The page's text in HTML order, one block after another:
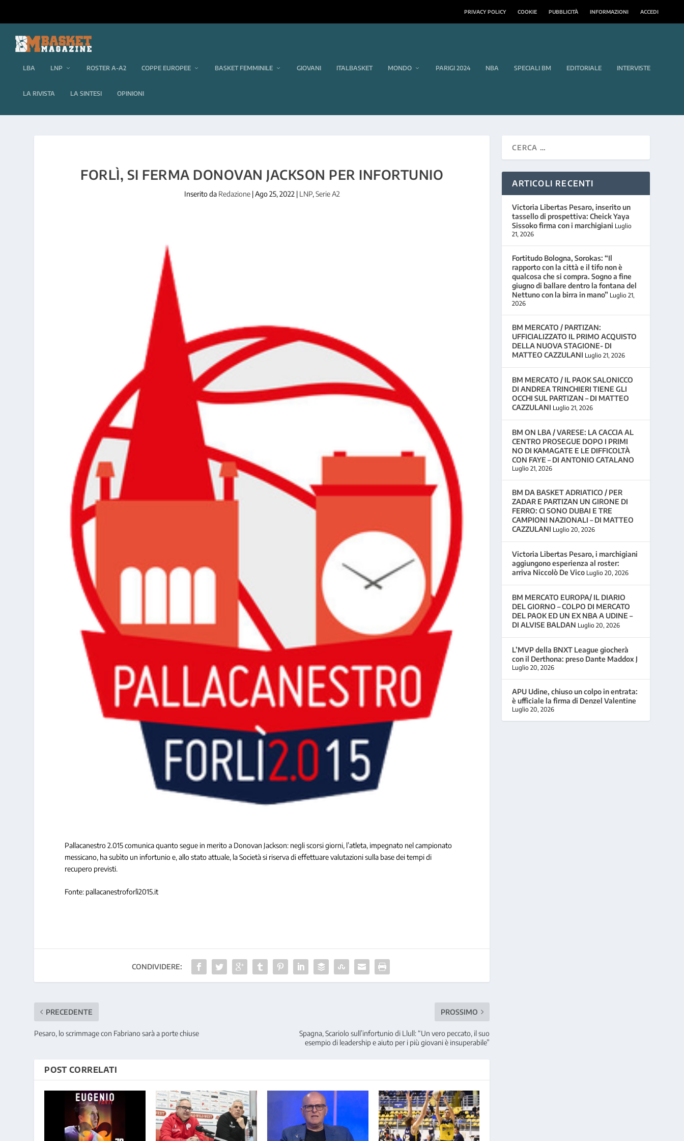
PRIVACY POLICY COOKIE PUBBLICITÀ INFORMAZIONI ACCEDI
LBA LNP ROSTER A-A2 COPPE EUROPEE BASKET FEMMINILE GIOVANI ITALBASKET MONDO PARIGI 2024 NBA SPECIALI BM EDITORIALE INTERVISTE
LA RIVISTA LA SINTESI OPINIONI
FORLÌ, SI FERMA DONOVAN JACKSON PER INFORTUNIO
Inserito da Redazione|Ago 25, 2022 | LNP, Serie A2
Pallacanestro 2.015 comunica quanto segue in merito a Donovan Jackson: negli scorsi giorni, l’atleta, impegnato nel campionato
messicano, ha subìto un infortunio e, allo stato attuale, la Società si riserva di effettuare valutazioni sulla base dei tempi di
recupero previsti.
Fonte: pallacanestroforlì2015.it
CONDIVIDERE:
PRECEDENTE
Pesaro, lo scrimmage con Fabriano sarà a porte chiuse
PROSSIMO
Spagna, Scariolo sull’infortunio di Llull: “Un vero peccato, il suo
esempio di leadership e aiuto per i più giovani è insuperabile”
POST CORRELATI
ARTICOLI RECENTI
Victoria Libertas Pesaro, inserito un
tassello di prospettiva: Cheick Yaya
Sissoko firma con i marchigiani Luglio
21, 2026
Fortitudo Bologna, Sorokas: “Il
rapporto con la città e il tifo non è
qualcosa che si compra. Sogno a fine
giugno di ballare dentro la fontana del
Nettuno con la birra in mano” Luglio 21,
2026
BM MERCATO / PARTIZAN:
UFFICIALIZZATO IL PRIMO ACQUISTO
DELLA NUOVA STAGIONE- DI
MATTEO CAZZULANI Luglio 21, 2026
BM MERCATO / IL PAOK SALONICCO
DI ANDREA TRINCHIERI TIENE GLI
OCCHI SUL PARTIZAN – DI MATTEO
CAZZULANI Luglio 21, 2026
BM ON LBA / VARESE: LA CACCIA AL
CENTRO PROSEGUE DOPO I PRIMI
NO DI KAMAGATE E LE DIFFICOLTÀ
CON FAYE – DI ANTONIO CATALANO
Luglio 21, 2026
BM DA BASKET ADRIATICO / PER
ZADAR E PARTIZAN UN GIRONE DI
FERRO: CI SONO DUBAI E TRE
CAMPIONI NAZIONALI – DI MATTEO
CAZZULANI Luglio 20, 2026
Victoria Libertas Pesaro, i marchigiani
aggiungono esperienza al roster:
arriva Niccolò De Vico Luglio 20, 2026
BM MERCATO EUROPA/ IL DIARIO
DEL GIORNO – COLPO DI MERCATO
DEL PAOK ED UN EX NBA A UDINE –
DI ALVISE BALDAN Luglio 20, 2026
L’MVP della BNXT League giocherà
con il Derthona: preso Dante Maddox J
Luglio 20, 2026
APU Udine, chiuso un colpo in entrata:
è ufficiale la firma di Denzel Valentine
Luglio 20, 2026